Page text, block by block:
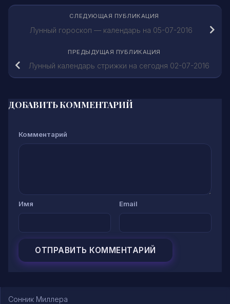
СЛЕДУЮЩАЯ ПУБЛИКАЦИЯ
Лунный гороскоп — календарь на 05-07-2016
ПРЕДЫДУЩАЯ ПУБЛИКАЦИЯ
Лунный календарь стрижки на сегодня 02-07-2016
ДОБАВИТЬ КОММЕНТАРИЙ
Комментарий
Имя Email
Сонник Миллера